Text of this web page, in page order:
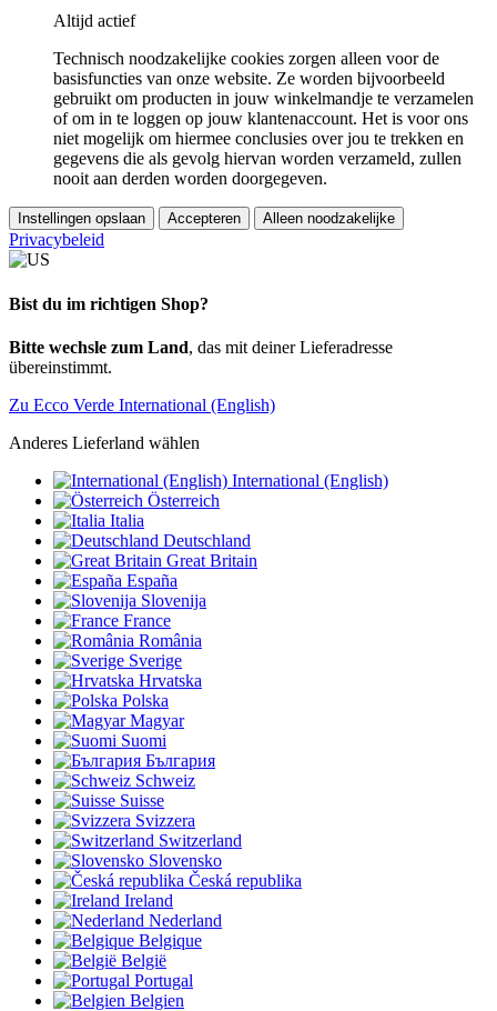
Altijd actief
Technisch noodzakelijke cookies zorgen alleen voor de
basisfuncties van onze website. Ze worden bijvoorbeeld
gebruikt om producten in jouw winkelmandje te verzamelen
of om in te loggen op jouw klantenaccount. Het is voor ons
niet mogelijk om hiermee conclusies over jou te trekken en
gegevens die als gevolg hiervan worden verzameld, zullen
nooit aan derden worden doorgegeven.
Instellingen opslaan Accepteren Alleen noodzakelijke
Privacybeleid
Bist du im richtigen Shop?
Bitte wechsle zum Land, das mit deiner Lieferadresse
übereinstimmt.
Zu Ecco Verde International (English)
Anderes Lieferland wählen
International (English)
Österreich
Italia
Deutschland
Great Britain
España
Slovenija
France
România
Sverige
Hrvatska
Polska
Magyar
Suomi
България
Schweiz
Suisse
Svizzera
Switzerland
Slovensko
Česká republika
Ireland
Nederland
Belgique
België
Portugal
Belgien